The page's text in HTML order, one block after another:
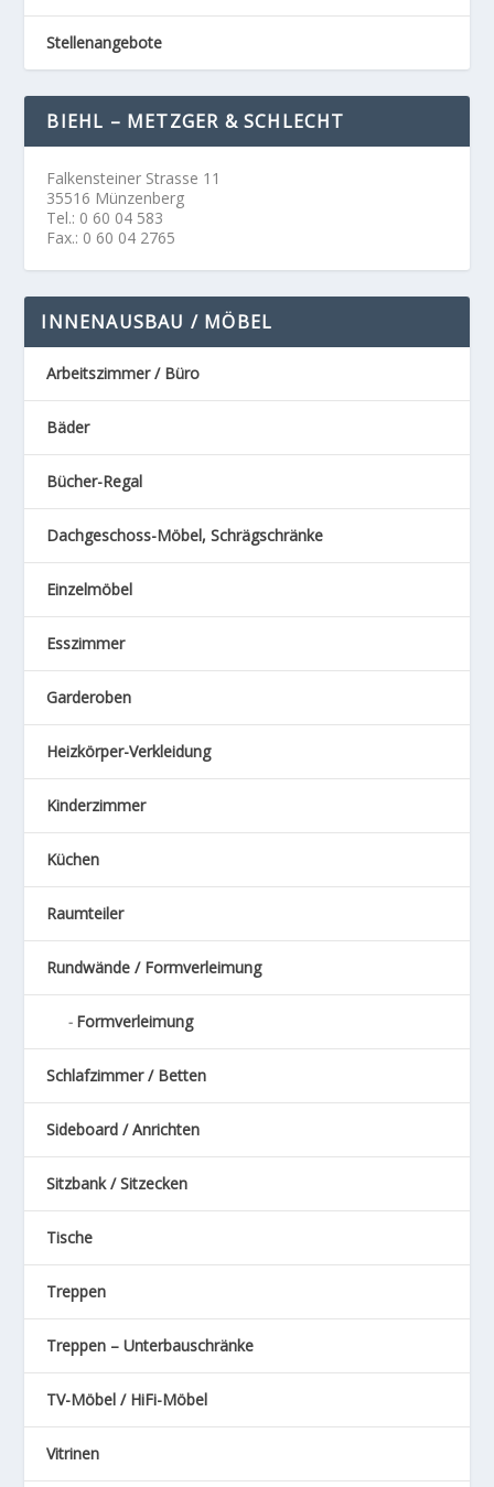
Stellenangebote
BIEHL – METZGER & SCHLECHT
Falkensteiner Strasse 11
35516 Münzenberg
Tel.: 0 60 04 583
Fax.: 0 60 04 2765
INNENAUSBAU / MÖBEL
Arbeitszimmer / Büro
Bäder
Bücher-Regal
Dachgeschoss-Möbel, Schrägschränke
Einzelmöbel
Esszimmer
Garderoben
Heizkörper-Verkleidung
Kinderzimmer
Küchen
Raumteiler
Rundwände / Formverleimung
Formverleimung
Schlafzimmer / Betten
Sideboard / Anrichten
Sitzbank / Sitzecken
Tische
Treppen
Treppen – Unterbauschränke
TV-Möbel / HiFi-Möbel
Vitrinen